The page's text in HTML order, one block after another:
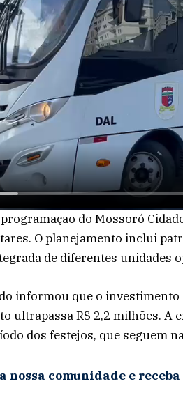
do Mossoró
O planejamento inclui
de diferentes unidades
informou que o
ultrapassa R$ 2,2 milhões. A
dos festejos, que seguem
nossa comunidade e